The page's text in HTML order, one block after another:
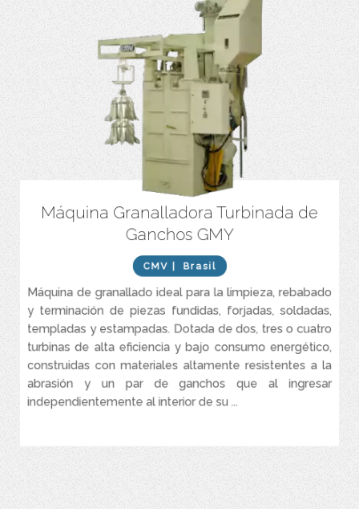
Máquina Granalladora Turbinada de
Ganchos GMY
CMV | Brasil
Máquina de granallado ideal para la limpieza, rebabado
y terminación de piezas fundidas, forjadas, soldadas,
templadas y estampadas. Dotada de dos, tres o cuatro
turbinas de alta eficiencia y bajo consumo energético,
construidas con materiales altamente resistentes a la
abrasión y un par de ganchos que al ingresar
independientemente al interior de su ...
Construida con acero resistente al desgaste.
Caracterizada por ciclos extremadamente rápidos. que reducen
Asegura una la limpieza total de la piezas aun si posee una
geometría compleja.
Opera con granalla de acero al carbono esférica y angular
(opcional)